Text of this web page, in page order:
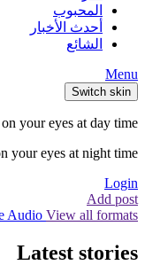
المحبوب
أحدث الأخبار
الشائع
Menu
Switch skin
your eyes at day time.
your eyes at night time.
Login
Add post
Audio View all formats
Latest stories